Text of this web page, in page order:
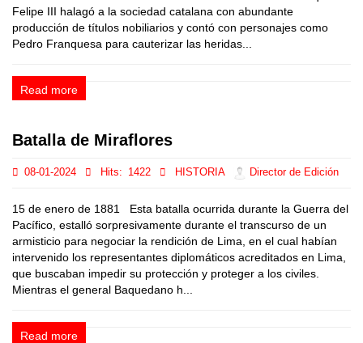
Felipe III halagó a la sociedad catalana con abundante
producción de títulos nobiliarios y contó con personajes como
Pedro Franquesa para cauterizar las heridas...
Read more
Batalla de Miraflores
08-01-2024 Hits: 1422 HISTORIA Director de Edición
15 de enero de 1881 Esta batalla ocurrida durante la Guerra del
Pacífico, estalló sorpresivamente durante el transcurso de un
armisticio para negociar la rendición de Lima, en el cual habían
intervenido los representantes diplomáticos acreditados en Lima,
que buscaban impedir su protección y proteger a los civiles.
Mientras el general Baquedano h...
Read more